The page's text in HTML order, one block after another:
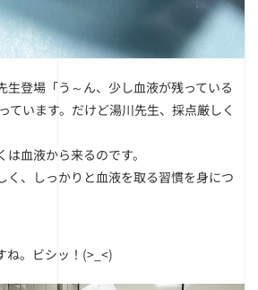
生登場「う～ん、少し血液が残っている
ています。だけど湯川先生、採点厳しく
は血液から来るのです。
、しっかりと血液を取る習慣を身につ
ね。ビシッ！(>_<)